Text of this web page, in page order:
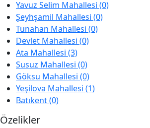
Yavuz Selim Mahallesi (0)
Şeyhşamil Mahallesi (0)
Tunahan Mahallesi (0)
Devlet Mahallesi (0)
Ata Mahallesi (3)
Susuz Mahallesi (0)
Göksu Mahallesi (0)
Yeşilova Mahallesi (1)
Batıkent (0)
Özelikler